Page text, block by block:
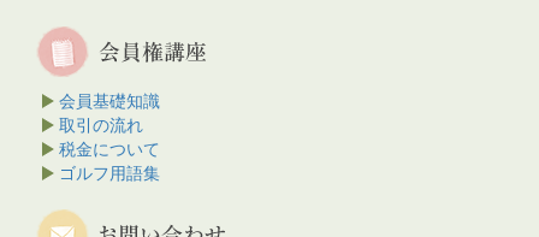
会員基礎知識
取引の流れ
税金について
ゴルフ用語集